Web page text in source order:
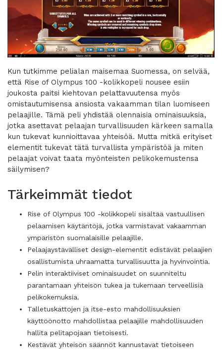
Kun tutkimme pelialan maisemaa Suomessa, on selvää,
että Rise of Olympus 100 -kolikkopeli nousee esiin
joukosta paitsi kiehtovan pelattavuutensa myös
omistautumisensa ansiosta vakaamman tilan luomiseen
pelaajille. Tämä peli yhdistää olennaisia ominaisuuksia,
jotka asettavat pelaajan turvallisuuden kärkeen samalla
kun tukevat kunnioittavaa yhteisöä. Mutta mitkä erityiset
elementit tukevat tätä turvallista ympäristöä ja miten
pelaajat voivat taata myönteisten pelikokemustensa
säilymisen?
Tärkeimmät tiedot
Rise of Olympus 100 -kolikkopeli sisältää vastuullisen
pelaamisen käytäntöjä, jotka varmistavat vakaamman
ympäristön suomalaisille pelaajille.
Pelaajaystävälliset design-elementit edistävät pelaajien
osallistumista uhraamatta turvallisuutta ja hyvinvointia.
Pelin interaktiiviset ominaisuudet on suunniteltu
parantamaan yhteisön tukea ja tukemaan terveellisiä
pelikokemuksia.
Talletuskattojen ja itse-esto mahdollisuuksien
käyttöönotto mahdollistaa pelaajille mahdollisuuden
hallita pelitapojaan tietoisesti.
Kestävät yhteisön säännöt kannustavat tietoiseen